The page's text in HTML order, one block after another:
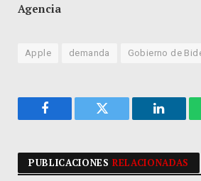
Agencia
Apple demanda Gobierno de
Facebook Twitter
PUBLICACIONESRELACIONADAS